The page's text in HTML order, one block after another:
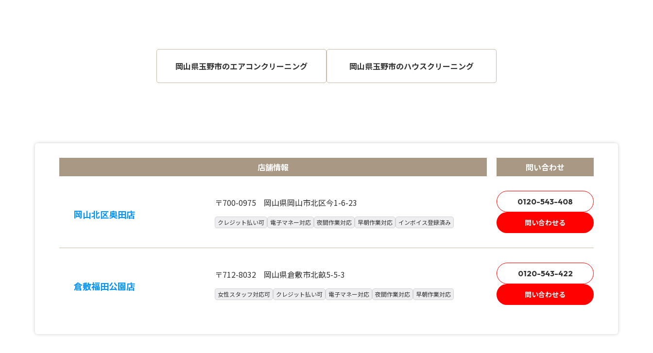
岡山県玉野市のエアコンクリーニング 岡山県玉野市のハウスクリーニング
店舗情報 問い合わせ
岡山北区奥田店
〒700-0975 岡山県岡山市北区今1-6-23
クレジット払い可 電子マネー対応 夜間作業対応 早朝作業対応 インボイス登録済み
0120-543-408
問い合わせる
倉敷福田公園店
〒712-8032 岡山県倉敷市北畝5-5-3
女性スタッフ対応可 クレジット払い可 電子マネー対応 夜間作業対応 早朝作業対応
0120-543-422
問い合わせる